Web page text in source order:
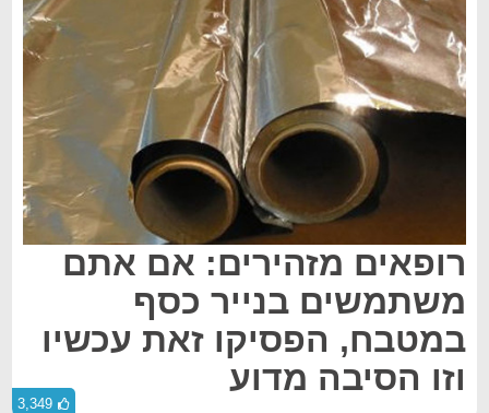
רופאים מזהירים: אם אתם
משתמשים בנייר כסף
במטבח, הפסיקו זאת עכשיו
וזו הסיבה מדוע
3,349